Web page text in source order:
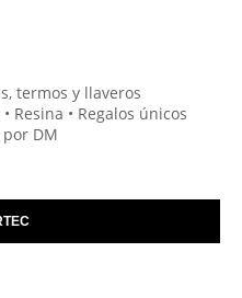
termos y llaveros
Resina • Regalos únicos
DM